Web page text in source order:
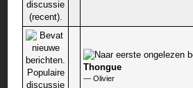
Thongue
—Olivier
0 stem - 0 van 5 gemiddeld